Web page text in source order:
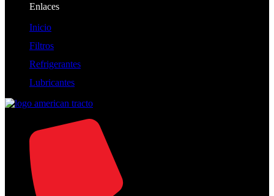
Enlaces
Inicio
Filtros
Refrigerantes
Lubricantes